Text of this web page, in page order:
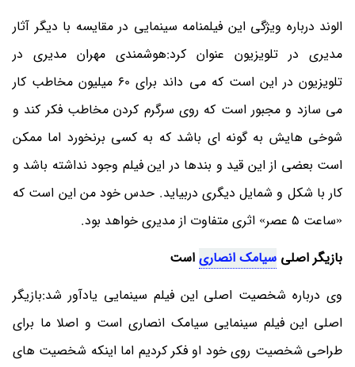
الوند درباره ویژگی این فیلمنامه سینمایی در مقایسه با دیگر آثار
مدیری در تلویزیون عنوان کرد:هوشمندی مهران مدیری در
تلویزیون در این است که می داند برای 60 میلیون مخاطب کار
می سازد و مجبور است که روی سرگرم کردن مخاطب فکر کند و
شوخی هایش به گونه ای باشد که به کسی برنخورد اما ممکن
است بعضی از این قید و بندها در این فیلم وجود نداشته باشد و
کار با شکل و شمایل دیگری دربیاید. حدس خود من این است که
«ساعت 5 عصر» اثری متفاوت از مدیری خواهد بود.
بازیگر اصلی سیامک انصاری است
وی درباره شخصیت اصلی این فیلم سینمایی یادآور شد:بازیگر
اصلی این فیلم سینمایی سیامک انصاری است و اصلا ما برای
طراحی شخصیت روی خود او فکر کردیم اما اینکه شخصیت های